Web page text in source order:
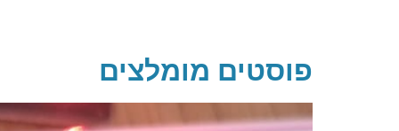
פוסטים מומלצים